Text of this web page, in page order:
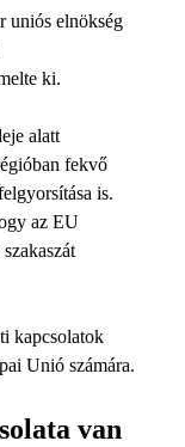
uniós elnökség
ki.
alatt
fekvő
is.
az EU
kapcsolatok
Unió számára.
van